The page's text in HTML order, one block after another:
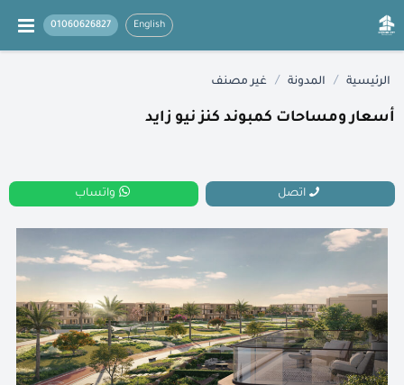
English
01060626827
الرئيسية / المدونة / غير مصنف
أسعار ومساحات كمبوند كنز نيو زايد
اتصل واتساب